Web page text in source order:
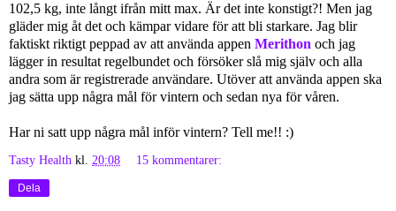
102,5 kg, inte långt ifrån mitt max. Är det inte konstigt?! Men jag
gläder mig åt det och kämpar vidare för att bli starkare. Jag blir
faktiskt riktigt peppad av att använda appen Merithon och jag
lägger in resultat regelbundet och försöker slå mig själv och alla
andra som är registrerade användare. Utöver att använda appen ska
jag sätta upp några mål för vintern och sedan nya för våren.
Har ni satt upp några mål inför vintern? Tell me!! :)
Tasty Health kl. 20:08 15 kommentarer:
Dela